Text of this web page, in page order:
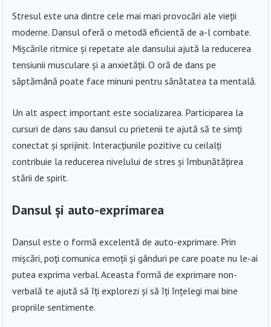
Stresul este una dintre cele mai mari provocări ale vieții
moderne. Dansul oferă o metodă eficientă de a-l combate.
Mișcările ritmice și repetate ale dansului ajută la reducerea
tensiunii musculare și a anxietății. O oră de dans pe
săptămână poate face minuni pentru sănătatea ta mentală.
Un alt aspect important este socializarea. Participarea la
cursuri de dans sau dansul cu prietenii te ajută să te simți
conectat și sprijinit. Interacțiunile pozitive cu ceilalți
contribuie la reducerea nivelului de stres și îmbunătățirea
stării de spirit.
Dansul și auto-exprimarea
Dansul este o formă excelentă de auto-exprimare. Prin
mișcări, poți comunica emoții și gânduri pe care poate nu le-ai
putea exprima verbal. Aceasta formă de exprimare non-
verbală te ajută să îți explorezi și să îți înțelegi mai bine
propriile sentimente.